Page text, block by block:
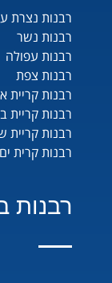
רבנות נצרת
רבנות נשר
רבנות עפולה
רבנות צפת
רבנות קריית
רבנות קריית
רבנות קריית
רבנות קרית ים
רבנות